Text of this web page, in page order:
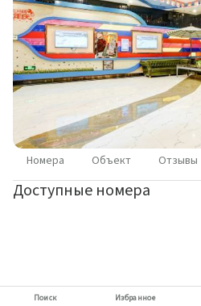
Номера Объект Отзывы
Доступные номера
Поиск Избранное